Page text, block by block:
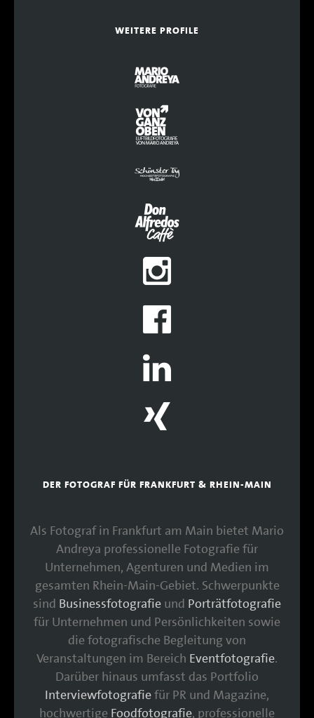
WEITERE PROFILE
DER FOTOGRAF FÜR FRANKFURT & RHEIN-MAIN
Als Fotograf in Frankfurt am Main bietet Mario
Andreya professionelle Fotografie für
Unternehmen, Agenturen und Medien im
gesamten Rhein-Main-Gebiet. Schwerpunkte
sind Businessfotografie und Porträtfotografie
für Unternehmen und Persönlichkeiten sowie
die fotografische Begleitung von
Veranstaltungen im Bereich Eventfotografie.
Darüber hinaus umfasst das Portfolio
Interviewfotografiefür PR und Magazine,
hochwertige Foodfotografie, professionelle